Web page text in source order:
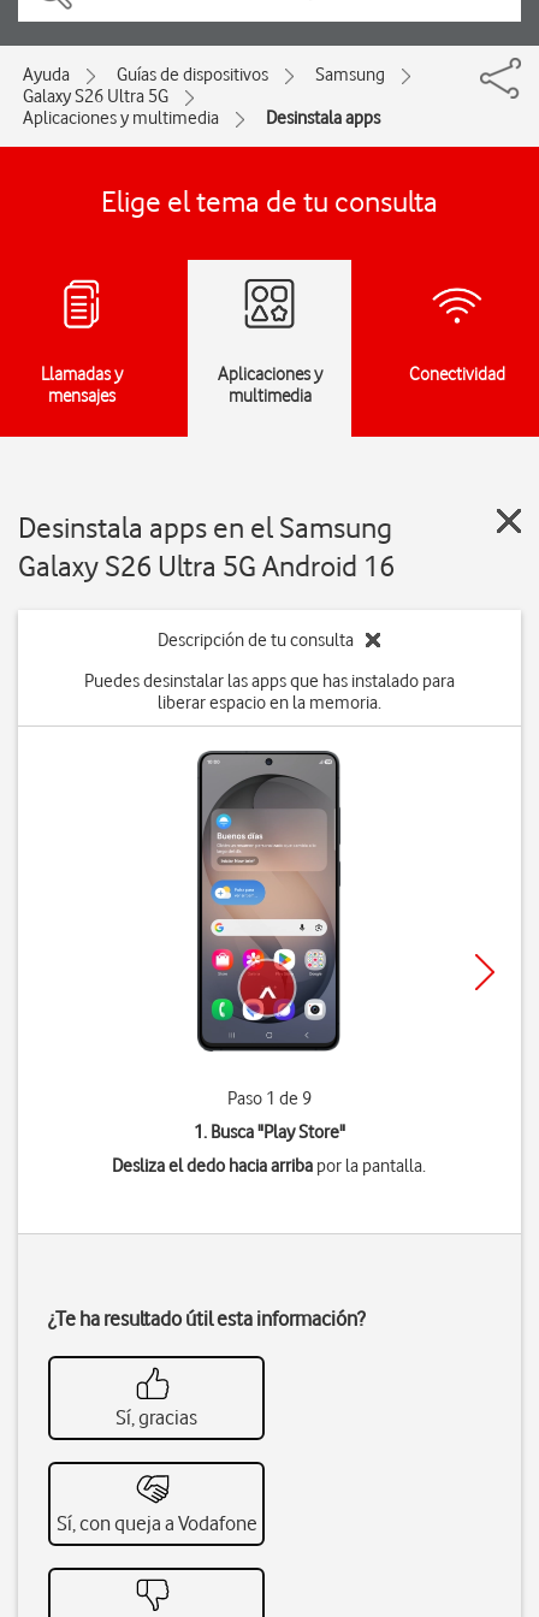
Ayuda Guías de dispositivos
Samsung
Galaxy S26 Ultra 5G
Aplicaciones y multimedia
Desinstala apps
Elige el tema de tu consulta
Llamadas y
mensajes
Aplicaciones y
multimedia
Conectividad
Desinstala apps en el Samsung
Galaxy S26 Ultra 5G Android 16
Descripción de tu consulta
Puedes desinstalar las apps que has instalado para
liberar espacio en la memoria.
Paso 1 de 9
1. Busca "Play Store"
Desliza el dedo hacia arriba por la pantalla.
¿Te ha resultado útil esta información?
Sí, gracias
Sí, con queja a Vodafone